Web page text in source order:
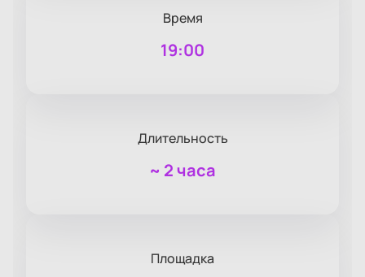
Время
19:00
Длительность
~ 2 часа
Площадка